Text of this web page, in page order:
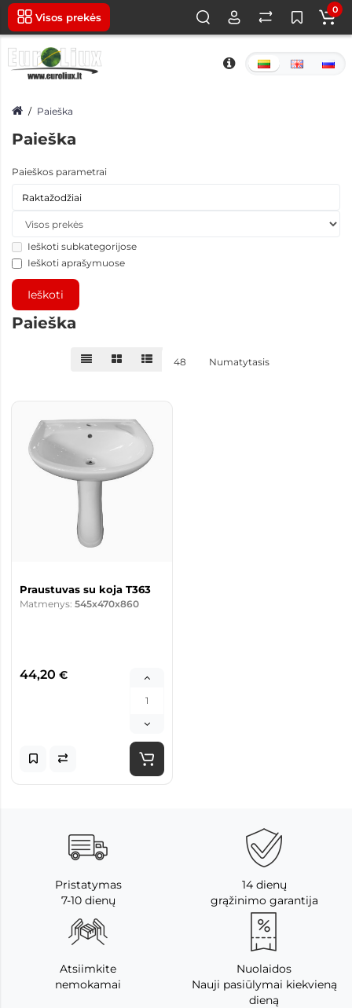
Visos prekės
0
Paieška
Paieška
Paieškos parametrai
Ieškoti subkategorijose
Ieškoti aprašymuose
Paieška
48 Numatytasis
Praustuvas su koja T363
Matmenys: 545x470x860
44,20 €
Pristatymas
7-10 dienų
14 dienų
grąžinimo garantija
Atsiimkite
nemokamai
Nuolaidos
Nauji pasiūlymai kiekvieną
dieną